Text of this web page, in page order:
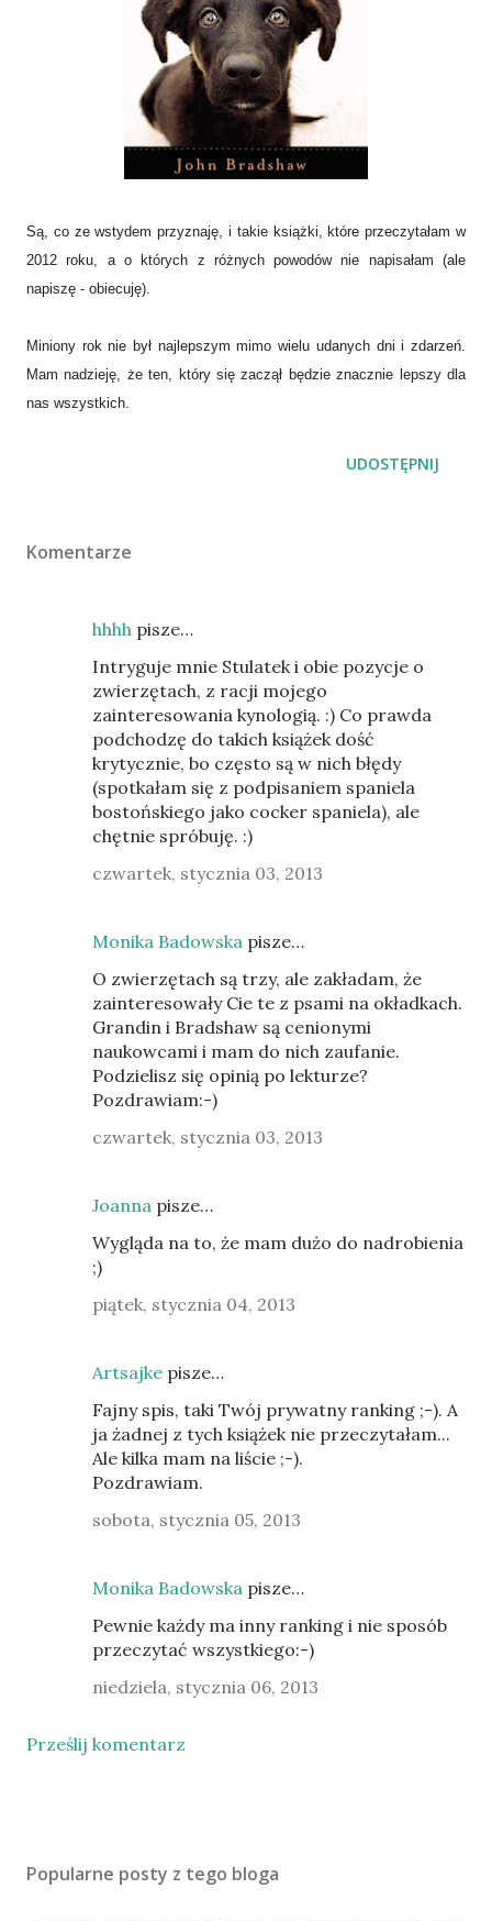
Są, co ze wstydem przyznaję, i takie książki, które przeczytałam w
2012 roku, a o których z różnych powodów nie napisałam (ale
napiszę - obiecuję).
Miniony rok nie był najlepszym mimo wielu udanych dni i zdarzeń.
Mam nadzieję, że ten, który się zaczął będzie znacznie lepszy dla
nas wszystkich.
UDOSTĘPNIJ
Komentarze
hhhh pisze…
Intryguje mnie Stulatek i obie pozycje o
zwierzętach, z racji mojego
zainteresowania kynologią. :) Co prawda
podchodzę do takich książek dość
krytycznie, bo często są w nich błędy
(spotkałam się z podpisaniem spaniela
bostońskiego jako cocker spaniela), ale
chętnie spróbuję. :)
czwartek, stycznia 03, 2013
Monika Badowska pisze…
O zwierzętach są trzy, ale zakładam, że
zainteresowały Cie te z psami na okładkach.
Grandin i Bradshaw są cenionymi
naukowcami i mam do nich zaufanie.
Podzielisz się opinią po lekturze?
Pozdrawiam:-)
czwartek, stycznia 03, 2013
Joanna pisze…
Wygląda na to, że mam dużo do nadrobienia
;)
piątek, stycznia 04, 2013
Artsajke pisze…
Fajny spis, taki Twój prywatny ranking ;-). A
ja żadnej z tych książek nie przeczytałam...
Ale kilka mam na liście ;-).
Pozdrawiam.
sobota, stycznia 05, 2013
Monika Badowska pisze…
Pewnie każdy ma inny ranking i nie sposób
przeczytać wszystkiego:-)
niedziela, stycznia 06, 2013
Prześlij komentarz
Popularne posty z tego bloga